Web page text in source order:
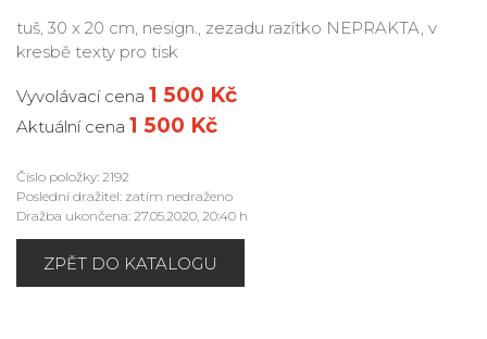
tuš, 30 x 20 cm, nesign., zezadu razítko NEPRAKTA, v
kresbě texty pro tisk
Vyvolávací cena 1 500 Kč
Aktuální cena 1 500 Kč
Číslo položky: 2192
Poslední dražitel: zatím nedraženo
Dražba ukončena: 27.05.2020, 20:40 h
ZPĚT DO KATALOGU